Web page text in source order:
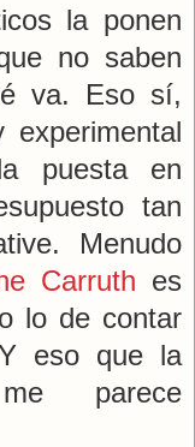
la ponen
no saben
va. Eso sí,
experimental
puesta en
tan
Menudo
Carruth es
lo de contar
eso que la
parece